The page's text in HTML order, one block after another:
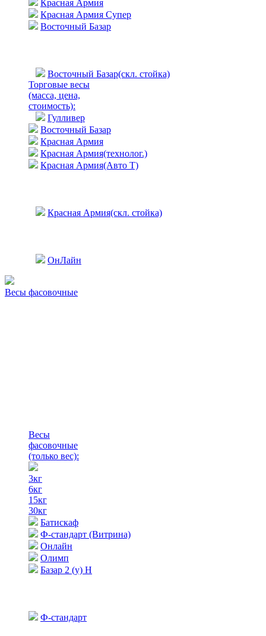
Красная Армия
Красная Армия Супер
Восточный Базар
Восточный Базар(скл. стойка)
Торговые весы
(масса, цена,
стоимость):
Гулливер
Восточный Базар
Красная Армия
Красная Армия(технолог.)
Красная Армия(Авто Т)
Красная Армия(скл. стойка)
ОнЛайн
Весы фасовочные
Весы
фасовочные
(только вес):
3кг
6кг
15кг
30кг
Батискаф
Ф-стандарт (Витрина)
Онлайн
Олимп
Базар 2 (у) Н
Ф-стандарт